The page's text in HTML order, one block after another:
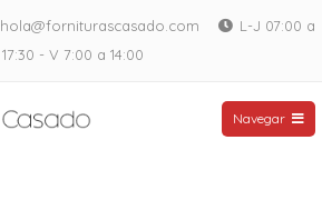
hola@forniturascasado.com
L-J 07:00 a
17:30 - V 7:00 a 14:00
Fornituras Casado
Navegar